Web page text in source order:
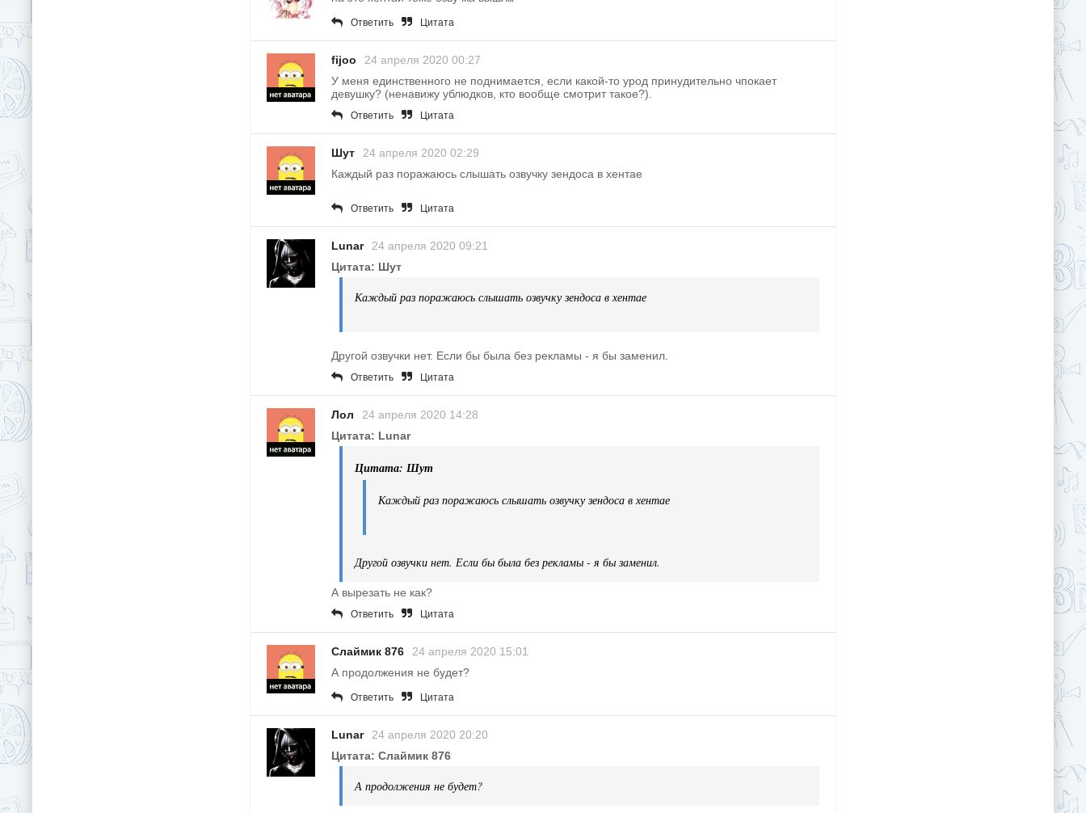
Ответить Цитата
fijoo
24 апреля 2020 00:27
У меня единственного не поднимается, если какой-то урод принудительно чпокает
девушку? (ненавижу ублюдков, кто вообще смотрит такое?).
Ответить Цитата
Шут
24 апреля 2020 02:29
Каждый раз поражаюсь слышать озвучку зендоса в хентае
Ответить Цитата
Lunar
24 апреля 2020 09:21
Цитата: Шут
Каждый раз поражаюсь слышать озвучку зендоса в хентае
Другой озвучки нет. Если бы была без рекламы - я бы заменил.
Ответить Цитата
Лол
24 апреля 2020 14:28
Цитата: Lunar
Цитата: Шут
Каждый раз поражаюсь слышать озвучку зендоса в хентае
Другой озвучки нет. Если бы была без рекламы - я бы заменил.
А вырезать не как?
Ответить Цитата
Слаймик 876
24 апреля 2020 15:01
А продолжения не будет?
Ответить Цитата
Lunar
24 апреля 2020 20:20
Цитата: Слаймик 876
А продолжения не будет?